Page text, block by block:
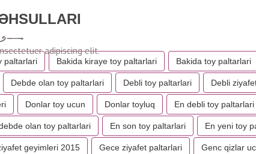
paltarlari Bakida kiraye toy paltarlari Bakida toy paltarlari
Debde olan toy paltarlari Debli toy paltarlari Debli
Donlar toy ucun Donlar toyluq En debli toy paltarlari
olan toy paltarlari En son toy paltarlari En yeni toy
geyimleri 2015 Gece ziyafet paltarlari Genc qizlar